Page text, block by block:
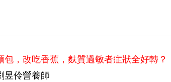
包，改吃香蕉，麩質過敏者症狀全好轉？
昱伶營養師